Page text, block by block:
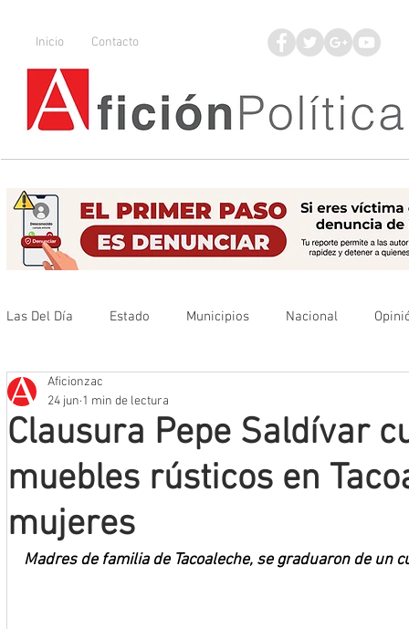
Inicio Contacto
Las Del Día Estado Municipios Nacional
Que no se olvide
Mineros LNBP
Clausura Pepe Saldívar
muebles rústicos en
mujeres
Aficionzac
24 jun 1 min de lectura
Madres de familia de Tacoaleche, se graduaron de un